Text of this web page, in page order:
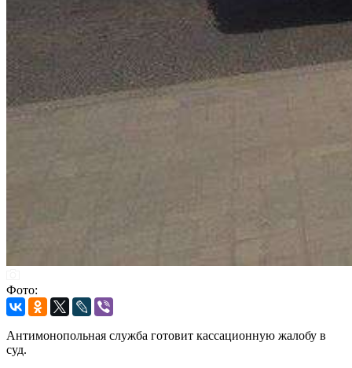
Фото:
Антимонопольная служба готовит кассационную жалобу в
суд.